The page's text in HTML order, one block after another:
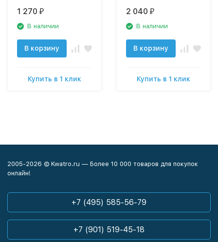
1 270 ₽
В наличии
В корзину
Купить в 1 клик
2 040 ₽
В наличии
В корзину
Купить в 1 клик
2005-2026 © Kwatro.ru — Более 10 000 товаров для покупок
онлайн!
+7 (495) 585-56-79
+7 (901) 519-45-18